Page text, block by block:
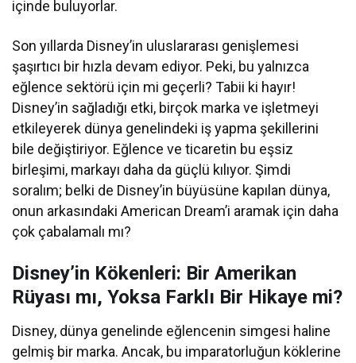
içinde buluyorlar.
Son yıllarda Disney’in uluslararası genişlemesi
şaşırtıcı bir hızla devam ediyor. Peki, bu yalnızca
eğlence sektörü için mi geçerli? Tabii ki hayır!
Disney’in sağladığı etki, birçok marka ve işletmeyi
etkileyerek dünya genelindeki iş yapma şekillerini
bile değiştiriyor. Eğlence ve ticaretin bu eşsiz
birleşimi, markayı daha da güçlü kılıyor. Şimdi
soralım; belki de Disney’in büyüsüne kapılan dünya,
onun arkasındaki American Dream’i aramak için daha
çok çabalamalı mı?
Disney’in Kökenleri: Bir Amerikan
Rüyası mı, Yoksa Farklı Bir Hikaye mi?
Disney, dünya genelinde eğlencenin simgesi haline
gelmiş bir marka. Ancak, bu imparatorluğun köklerine